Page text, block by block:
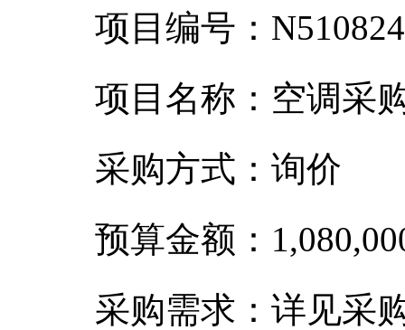
项目编号：
项目名称：空调采
采购方式：询价
预算金额：
采购需求：详见采